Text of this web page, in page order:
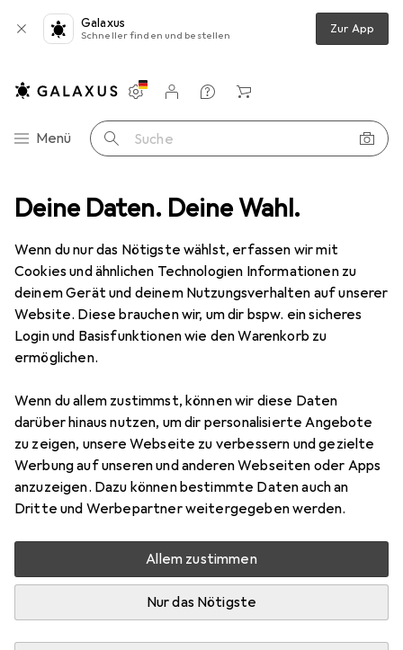
Deine Daten. Deine Wahl.
Wenn du nur das Nötigste wählst, erfassen wir mit
Cookies und ähnlichen Technologien Informationen zu
deinem Gerät und deinem Nutzungsverhalten auf unserer
Website. Diese brauchen wir, um dir bspw. ein sicheres
Login und Basisfunktionen wie den Warenkorb zu
ermöglichen.
Wenn du allem zustimmst, können wir diese Daten
darüber hinaus nutzen, um dir personalisierte Angebote
zu zeigen, unsere Webseite zu verbessern und gezielte
Werbung auf unseren und anderen Webseiten oder Apps
anzuzeigen. Dazu können bestimmte Daten auch an
Dritte und Werbepartner weitergegeben werden.
Allem zustimmen
Nur das Nötigste
Galaxus
Schneller finden und bestellen Zur App
Navigation nach Kategorien
Menü Suche
Einstellungen
Kundenkonto
Vergleichslisten
Merklisten
Warenkorb
+ Stecker Phoenix Contact RJ45 panel mounting frame, IP67
3 Bilder
Phoenix ContactRJ45 panel mounting
frame, IP67
Bewertungen
Aktuell nicht lieferbar
Benachrichtigen, wenn lieferbar
Vergleichen Merken
i